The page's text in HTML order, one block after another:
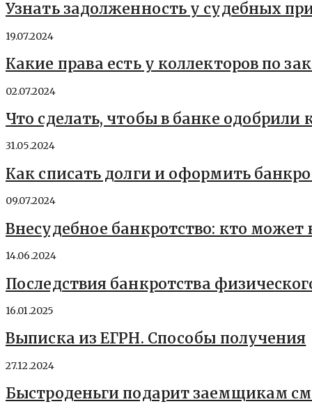
Узнать задолженность у судебных
19.07.2024
Какие права есть у коллекторов по
02.07.2024
Что сделать, чтобы в банке одобрили
31.05.2024
Как списать долги и оформить
09.07.2024
Внесудебное банкротство: кто
14.06.2024
Последствия банкротства
16.01.2025
Выписка из ЕГРН. Способы получения
27.12.2024
Быстроденьги подарит заемщикам